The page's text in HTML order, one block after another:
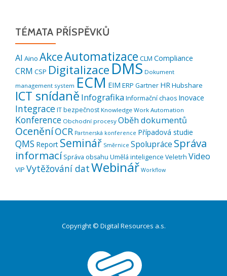
TÉMATA PŘÍSPĚVKŮ
AI Aino AkceAutomatizace CLM Compliance
CRM CSP Digitalizace DMS Dokument
management system ECM EIM ERP Gartner HR Hubshare
ICT snídaně InfografikaInformační chaos Inovace
IntegraceIT bezpečnost Knowledge Work Automation
Konference Obchodní procesy Oběh dokumentů
OceněníOCR Partnerská konference Případová studie
QMS Report Seminář Směrnice Spolupráce Správa
informací Správa obsahu Umělá inteligence Veletrh Video
VIP Vytěžování datWebinář Workflow
Copyright © Digital Resources a.s.